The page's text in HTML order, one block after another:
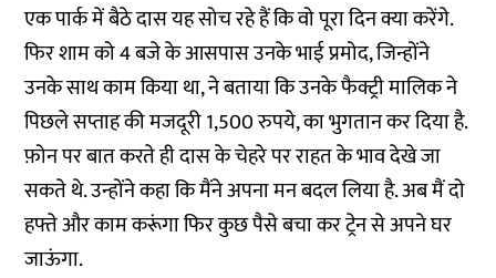
एक पार्क में बैठे दास यह सोच रहे हैं कि वो पूरा दिन क्या करेंगे.
फिर शाम को 4 बजे के आसपास उनके भाई प्रमोद, जिन्होंने
उनके साथ काम किया था, ने बताया कि उनके फैक्ट्री मालिक ने
पिछले सप्ताह की मजदूरी 1,500 रुपये, का भुगतान कर दिया है.
फ़ोन पर बात करते ही दास के चेहरे पर राहत के भाव देखे जा
सकते थे. उन्होंने कहा कि मैंने अपना मन बदल लिया है. अब मैं दो
हफ्ते और काम करूंगा फिर कुछ पैसे बचा कर ट्रेन से अपने घर
जाऊंगा.